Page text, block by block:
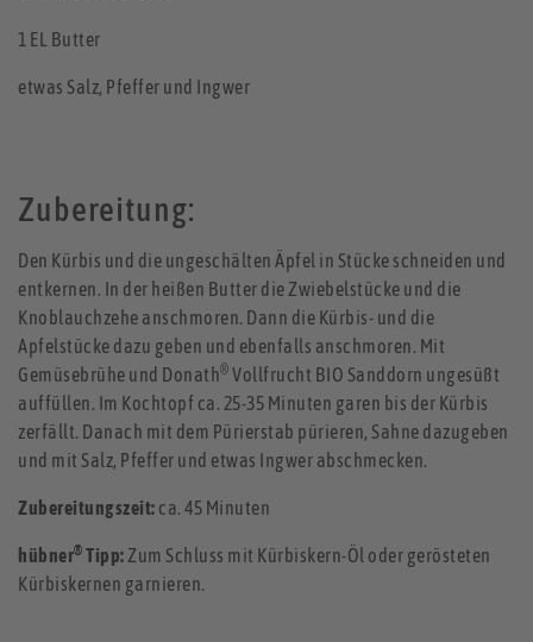
1 EL Butter
etwas Salz, Pfeffer und Ingwer
Zubereitung:
Den Kürbis und die ungeschälten Äpfel in Stücke schneiden und
entkernen. In der heißen Butter die Zwiebelstücke und die
Knoblauchzehe anschmoren. Dann die Kürbis- und die
Apfelstücke dazu geben und ebenfalls anschmoren. Mit
Gemüsebrühe und Donath® Vollfrucht BIO Sanddorn ungesüßt
auffüllen. Im Kochtopf ca. 25-35 Minuten garen bis der Kürbis
zerfällt. Danach mit dem Pürierstab pürieren, Sahne dazugeben
und mit Salz, Pfeffer und etwas Ingwer abschmecken.
Zubereitungszeit: ca. 45 Minuten
hübner® Tipp: Zum Schluss mit Kürbiskern-Öl oder gerösteten
Kürbiskernen garnieren.